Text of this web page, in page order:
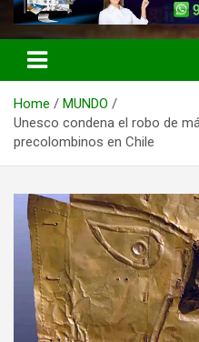
de alcance nacional.
Home
MUNDO
Unesco condena el robo de
precolombinos en Chile